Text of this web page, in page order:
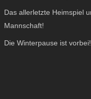
Das allerletzte Heimspiel
Mannschaft!
Die Winterpause ist vorbei!